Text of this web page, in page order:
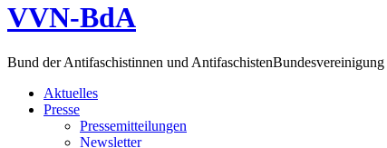
VVN-BdA
Bund der Antifaschistinnen und AntifaschistenBundesvereinigung
Aktuelles
Presse
Pressemitteilungen
Newsletter